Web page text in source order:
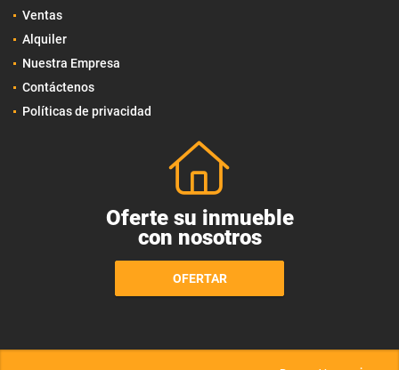
Ventas
Alquiler
Nuestra Empresa
Contáctenos
Políticas de privacidad
Oferte su inmueble
con nosotros
OFERTAR